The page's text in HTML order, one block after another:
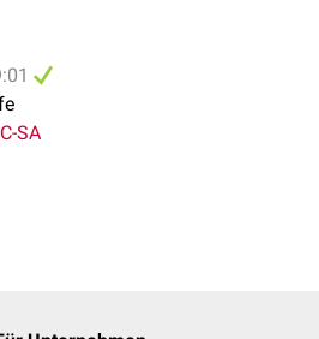
der Musculus vocalis.
SA